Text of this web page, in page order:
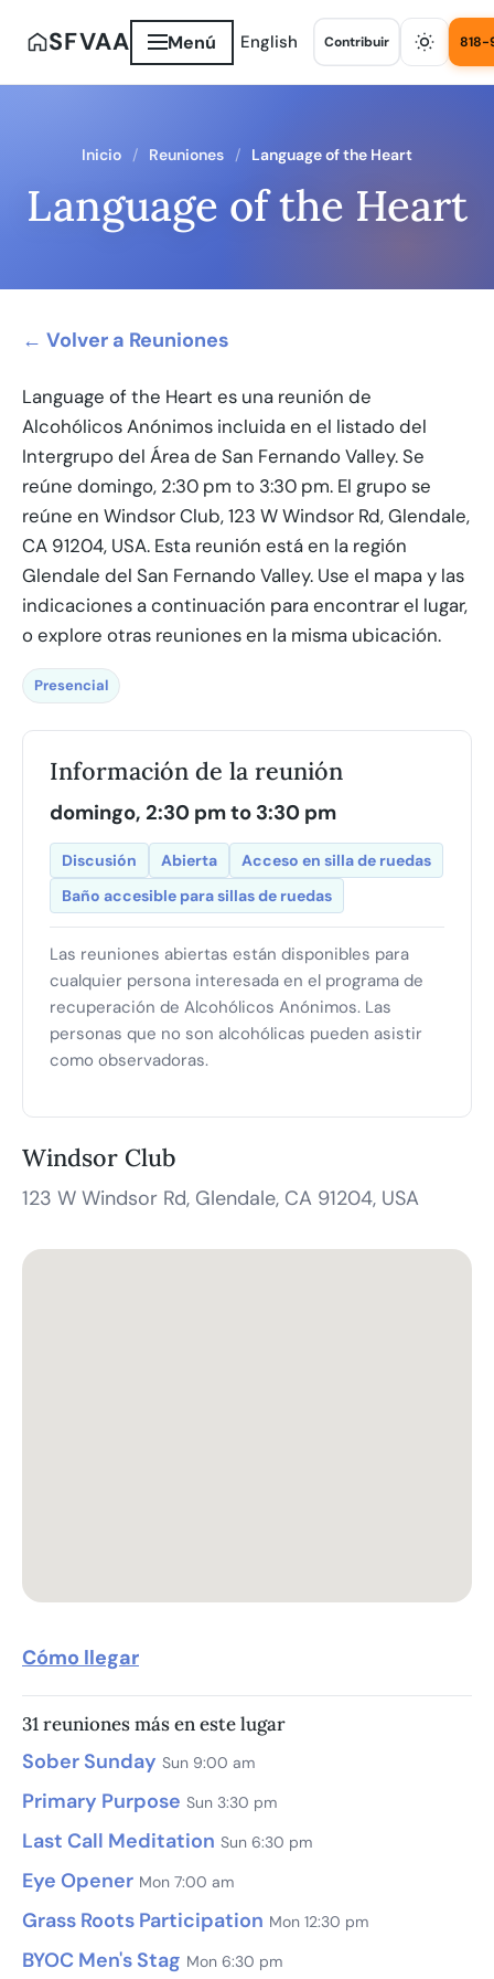
SFVAA Menú English Contribuir 818-
Inicio Reuniones Language of the Heart
Language of the Heart
← Volver a Reuniones
Language of the Heart es una reunión de
Alcohólicos Anónimos incluida en el listado del
Intergrupo del Área de San Fernando Valley. Se
reúne domingo, 2:30 pm to 3:30 pm. El grupo se
reúne en Windsor Club, 123 W Windsor Rd, Glendale,
CA 91204, USA. Esta reunión está en la región
Glendale del San Fernando Valley. Use el mapa y las
indicaciones a continuación para encontrar el lugar,
o explore otras reuniones en la misma ubicación.
Presencial
Información de la reunión
domingo, 2:30 pm to 3:30 pm
Discusión Abierta
Acceso en silla de ruedas
Baño accesible para sillas de ruedas
Las reuniones abiertas están disponibles para
cualquier persona interesada en el programa de
recuperación de Alcohólicos Anónimos. Las
personas que no son alcohólicas pueden asistir
como observadoras.
Windsor Club
123 W Windsor Rd, Glendale, CA 91204, USA
Cómo llegar
31 reuniones más en este lugar
Sober Sunday Sun 9:00 am
Primary Purpose Sun 3:30 pm
Last Call Meditation Sun 6:30 pm
Eye Opener Mon 7:00 am
Grass Roots Participation Mon 12:30 pm
BYOC Men's Stag Mon 6:30 pm